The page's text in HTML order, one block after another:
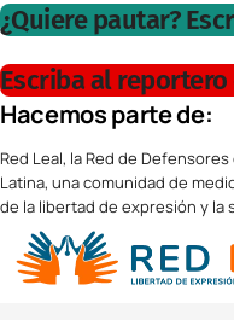
¿Quiere pautar?
Escriba al
Hacemos parte de:
Red Leal, la Red de
Latina, una comunidad de
de la libertad de expresión y la